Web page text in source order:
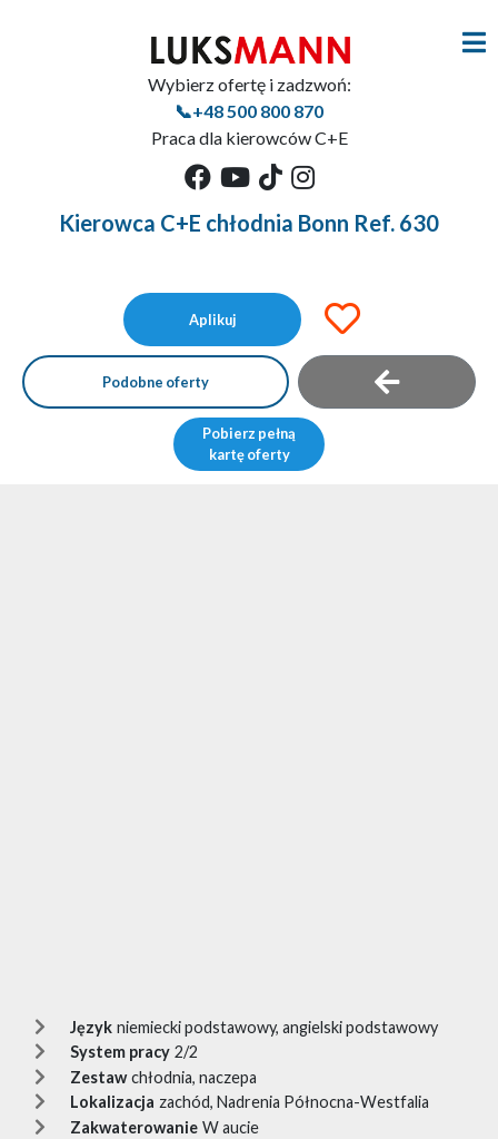
Wybierz ofertę i zadzwoń:
📞+48 500 800 870
Praca dla kierowców C+E
Kierowca C+E chłodnia Bonn Ref. 630
Aplikuj
Podobne oferty
Pobierz pełną
kartę oferty
Język niemiecki podstawowy, angielski podstawowy
System pracy 2/2
Zestaw chłodnia, naczepa
Lokalizacja zachód, Nadrenia Północna-Westfalia
Zakwaterowanie W aucie